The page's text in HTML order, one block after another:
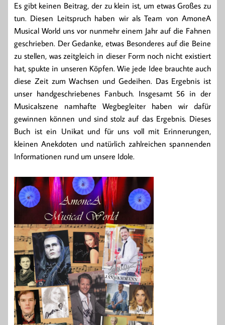
Es gibt keinen Beitrag, der zu klein ist, um etwas Großes zu
tun. Diesen Leitspruch haben wir als Team von AmoneA
Musical World uns vor nunmehr einem Jahr auf die Fahnen
geschrieben. Der Gedanke, etwas Besonderes auf die Beine
zu stellen, was zeitgleich in dieser Form noch nicht existiert
hat, spukte in unseren Köpfen. Wie jede Idee brauchte auch
diese Zeit zum Wachsen und Gedeihen. Das Ergebnis ist
unser handgeschriebenes Fanbuch. Insgesamt 56 in der
Musicalszene namhafte Wegbegleiter haben wir dafür
gewinnen können und sind stolz auf das Ergebnis. Dieses
Buch ist ein Unikat und für uns voll mit Erinnerungen,
kleinen Anekdoten und natürlich zahlreichen spannenden
Informationen rund um unsere Idole.